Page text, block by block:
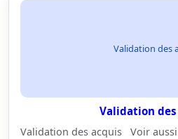
Validation des
Validation
Validation des acquis Voir